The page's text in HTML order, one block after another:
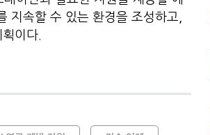
지속할 수 있는 환경을 조성하고,
이다.